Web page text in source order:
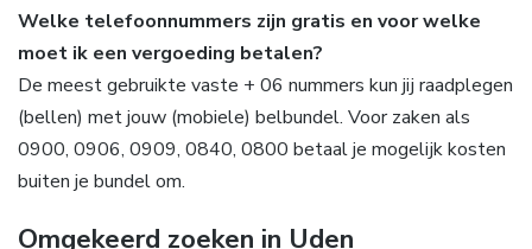
Welke telefoonnummers zijn gratis en voor welke
moet ik een vergoeding betalen?
De meest gebruikte vaste + 06 nummers kun jij raadplegen
(bellen) met jouw (mobiele) belbundel. Voor zaken als
0900, 0906, 0909, 0840, 0800 betaal je mogelijk kosten
buiten je bundel om.
Omgekeerd zoeken in Uden